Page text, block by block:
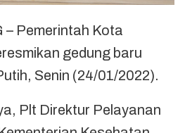
– Pemerintah Kota
gedung baru
Senin (24/01/2022).
Plt Direktur Pelayanan